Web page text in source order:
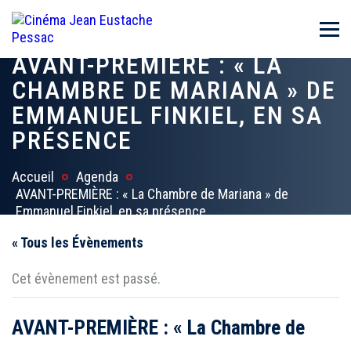
AVANT-PREMIÈRE : « LA
CHAMBRE DE MARIANA » DE
EMMANUEL FINKIEL, EN SA
PRÉSENCE
Accueil
Agenda
AVANT-PREMIÈRE : « La Chambre de Mariana » de
Emmanuel Finkiel, en sa présence
« Tous les Évènements
Cet évènement est passé.
AVANT-PREMIÈRE : « La Chambre de